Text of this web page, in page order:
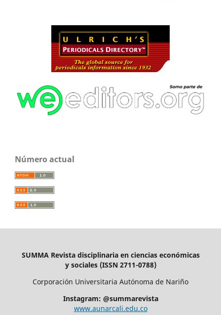
Número actual
SUMMA Revista disciplinaria en ciencias económicas
y sociales (ISSN 2711-0788)
Corporación Universitaria Autónoma de Nariño
Instagram: @summarevista
www.aunarcali.edu.co